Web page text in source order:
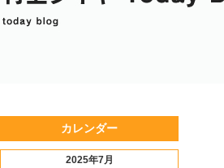
カレンダー
2025年7月